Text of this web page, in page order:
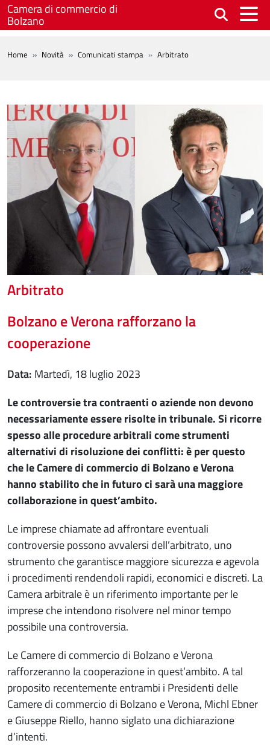
Salta al contenuto principale
Camera di commercio di
Bolzano
BREADCRUMB
Home Novità Comunicati stampa Arbitrato
Arbitrato
Bolzano e Verona rafforzano la
cooperazione
Data
martedì, 18 luglio 2023
Le controversie tra contraenti o aziende non devono
necessariamente essere risolte in tribunale. Si ricorre
spesso alle procedure arbitrali come strumenti
alternativi di risoluzione dei conflitti: è per questo
che le Camere di commercio di Bolzano e Verona
hanno stabilito che in futuro ci sarà una maggiore
collaborazione in quest’ambito.
Le imprese chiamate ad affrontare eventuali
controversie possono avvalersi dell’arbitrato, uno
strumento che garantisce maggiore sicurezza e agevola
i procedimenti rendendoli rapidi, economici e discreti. La
Camera arbitrale è un riferimento importante per le
imprese che intendono risolvere nel minor tempo
possibile una controversia.
Le Camere di commercio di Bolzano e Verona
rafforzeranno la cooperazione in quest’ambito. A tal
proposito recentemente entrambi i Presidenti delle
Camere di commercio di Bolzano e Verona, Michl Ebner
e Giuseppe Riello, hanno siglato una dichiarazione
d’intenti.